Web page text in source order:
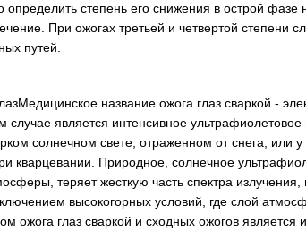
определить степень его снижения в острой фазе
При ожогах третьей и четвертой степени
путей.
название ожога глаз сваркой -
случае является интенсивное
солнечном свете, отраженном от снега, или у
кварцевании. Природное, солнечное
теряет жесткую часть спектра
высокогорных условий, где слой
ожога глаз сваркой и сходных ожогов является